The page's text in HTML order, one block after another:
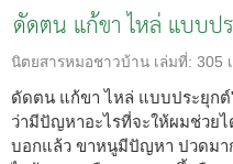
ดัดตน แก้ขา ไหล่ แบบป
นิตยสารหมอชาวบ้าน เล่มที่: 305
ดัดตน แก้ขา ไหล่ แบบประยุก
ว่ามีปัญหาอะไรที่จะให้ผมช่วย
บอกแล้ว ขาหนูมีปัญหา ปวดมา